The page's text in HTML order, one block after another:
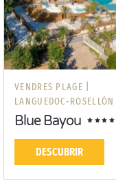
VENDRES PLAGE |
LANGUEDOC-ROSELLÓN
Blue Bayou
DESCUBRIR